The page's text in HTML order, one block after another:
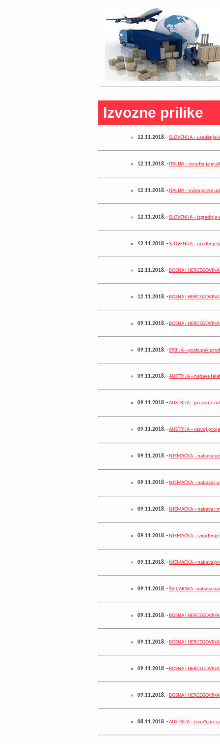
Izvozne prilike
12.11.2018.-SLOVENIJA –
12.11.2018.- ITALIJA – izvođenje
12.11.2018.- ITALIJA – inženjerske
12.11.2018.-SLOVENIJA –
12.11.2018.-SLOVENIJA – uređenje
12.11.2018.- BOSNA I
12.11.2018.- BOSNA I
09.11.2018.- BOSNA I
09.11.2018.-SRBIJA – postupak
09.11.2018.-AUSTRIJA – nabava
09.11.2018.-AUSTRIJA – pružanje
09.11.2018.-AUSTRIJA – razvoj
09.11.2018.-NJEMAČKA – nabava
09.11.2018.-NJEMAČKA – nabava
09.11.2018.- NJEMAČKA – nabava
09.11.2018.- NJEMAČKA –
09.11.2018.- NJEMAČKA – nabava
09.11.2018.-ŠVICARSKA - nabava
09.11.2018.- BOSNA I
09.11.2018.- BOSNA I
09.11.2018.- BOSNA I
09.11.2018.- BOSNA I
08.11.2018.-AUSTRIJA – izvođenje